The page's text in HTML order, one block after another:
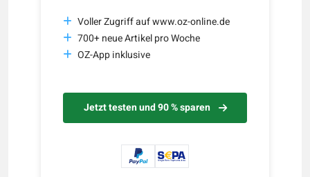
Voller Zugriff auf www.oz-online.de
700+ neue Artikel pro Woche
OZ-App inklusive
Jetzt testen und 90 % sparen